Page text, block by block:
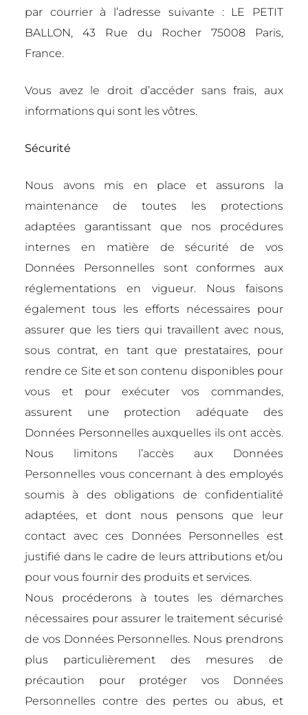
par courrier à l’adresse suivante : LE PETIT
BALLON, 43 Rue du Rocher 75008 Paris,
France.
Vous avez le droit d’accéder sans frais, aux
informations qui sont les vôtres.
Sécurité
Nous avons mis en place et assurons la
maintenance de toutes les protections
adaptées garantissant que nos procédures
internes en matière de sécurité de vos
Données Personnelles sont conformes aux
réglementations en vigueur. Nous faisons
également tous les efforts nécessaires pour
assurer que les tiers qui travaillent avec nous,
sous contrat, en tant que prestataires, pour
rendre ce Site et son contenu disponibles pour
vous et pour exécuter vos commandes,
assurent une protection adéquate des
Données Personnelles auxquelles ils ont accès.
Nous limitons l’accès aux Données
Personnelles vous concernant à des employés
soumis à des obligations de confidentialité
adaptées, et dont nous pensons que leur
contact avec ces Données Personnelles est
justifié dans le cadre de leurs attributions et/ou
pour vous fournir des produits et services.
Nous procéderons à toutes les démarches
nécessaires pour assurer le traitement sécurisé
de vos Données Personnelles. Nous prendrons
plus particulièrement des mesures de
précaution pour protéger vos Données
Personnelles contre des pertes ou abus, et